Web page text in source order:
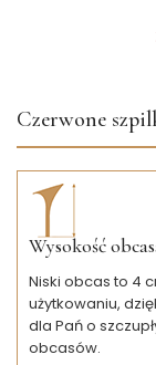
Czerwone
Wysokość
Niski obcas to 4
użytkowaniu,
dla Pań o
obcasów.